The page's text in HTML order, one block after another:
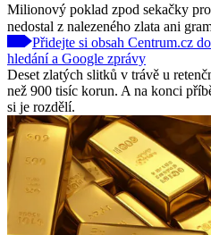
Milionový poklad zpod sekačky
nedostal z nalezeného zlata ani
Přidejte si obsah Centrum.cz
hledání a Google zprávy
Deset zlatých slitků v trávě u
než 900 tisíc korun. A na konci
si je rozdělí.